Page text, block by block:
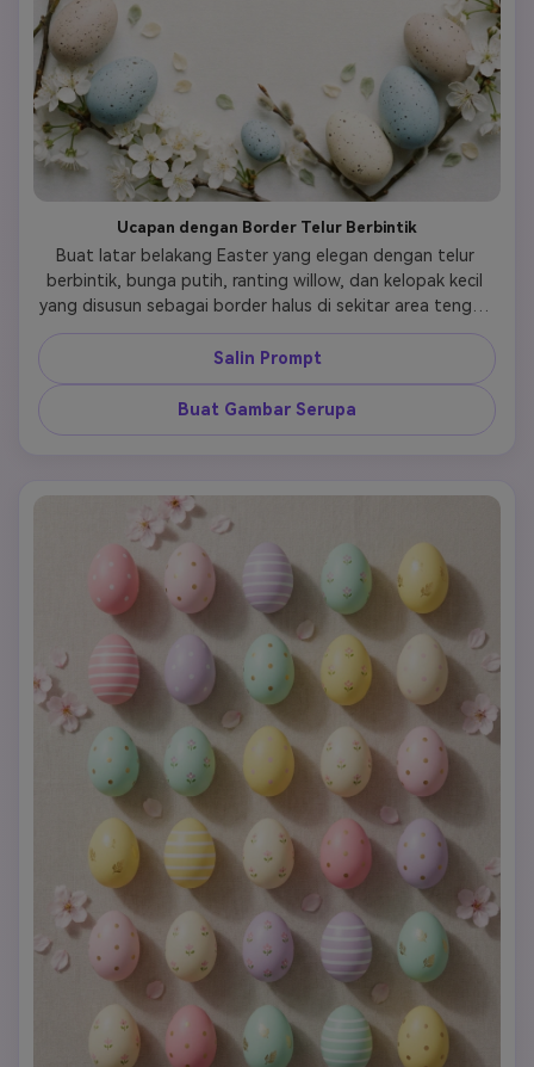
Ucapan dengan Border Telur Berbintik
Buat latar belakang Easter yang elegan dengan telur
berbintik, bunga putih, ranting willow, dan kelopak kecil
yang disusun sebagai border halus di sekitar area tengah
yang terbuka. Gunakan biru bubuk, krim, sage lembut, dan
taupe pucat, dengan tekstur musim semi alami dan
suasana editorial yang tenang. Komposisi harus
meninggalkan ruang negatif yang luas untuk teks sambil
tetap terasa subur dan musiman, menggabungkan
mendorong klik dan berbagi.
Salin Prompt
Buat Gambar Serupa